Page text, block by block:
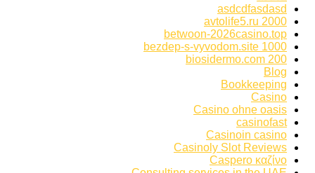
asdcdfasdasd
avtolife5.ru 2000
betwoon-2026casino.top
bezdep-s-vyvodom.site 1000
biosidermo.com 200
Blog
Bookkeeping
Casino
Casino ohne oasis
casinofast
Casinoin casino
Casinoly Slot Reviews
Caspero καζίνο